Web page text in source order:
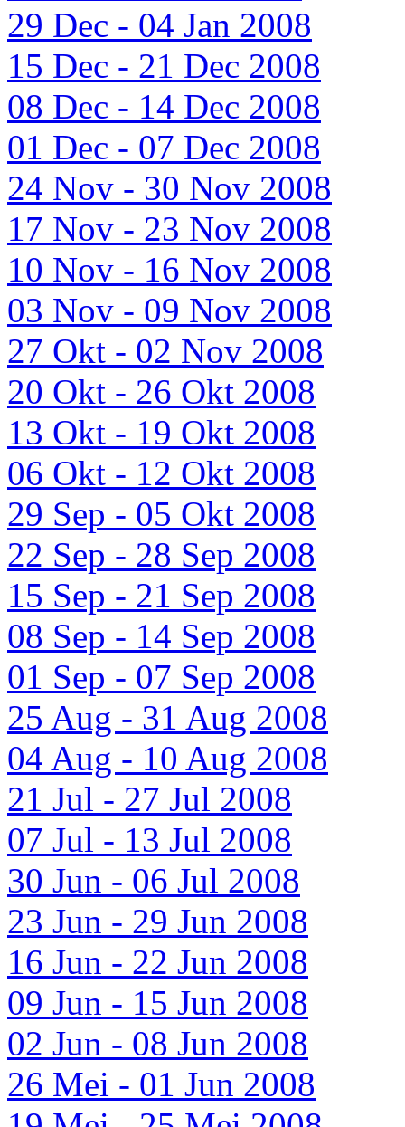
29 Dec - 04 Jan 2008
15 Dec - 21 Dec 2008
08 Dec - 14 Dec 2008
01 Dec - 07 Dec 2008
24 Nov - 30 Nov 2008
17 Nov - 23 Nov 2008
10 Nov - 16 Nov 2008
03 Nov - 09 Nov 2008
27 Okt - 02 Nov 2008
20 Okt - 26 Okt 2008
13 Okt - 19 Okt 2008
06 Okt - 12 Okt 2008
29 Sep - 05 Okt 2008
22 Sep - 28 Sep 2008
15 Sep - 21 Sep 2008
08 Sep - 14 Sep 2008
01 Sep - 07 Sep 2008
25 Aug - 31 Aug 2008
04 Aug - 10 Aug 2008
21 Jul - 27 Jul 2008
07 Jul - 13 Jul 2008
30 Jun - 06 Jul 2008
23 Jun - 29 Jun 2008
16 Jun - 22 Jun 2008
09 Jun - 15 Jun 2008
02 Jun - 08 Jun 2008
26 Mei - 01 Jun 2008